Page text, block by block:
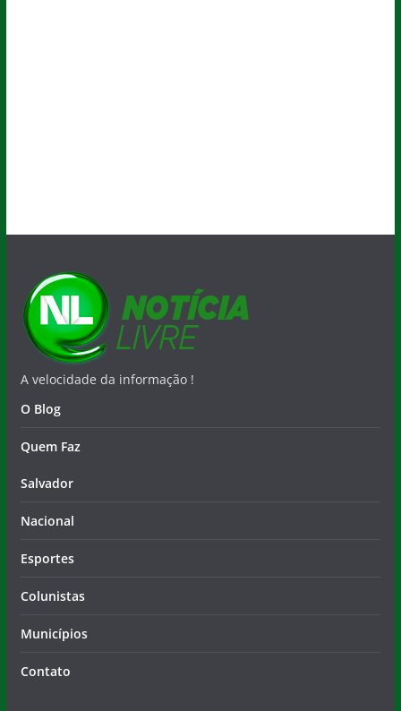
A velocidade da informação !
O Blog
Quem Faz
Salvador
Nacional
Esportes
Colunistas
Municípios
Contato